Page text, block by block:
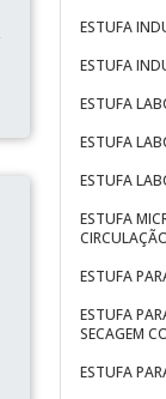
ESTUFA
ESTUFA
ESTUFA
ESTUFA
ESTUFA
ESTUFA
ESTUFA
ESTUFA
SECAGEM
ESTUFA